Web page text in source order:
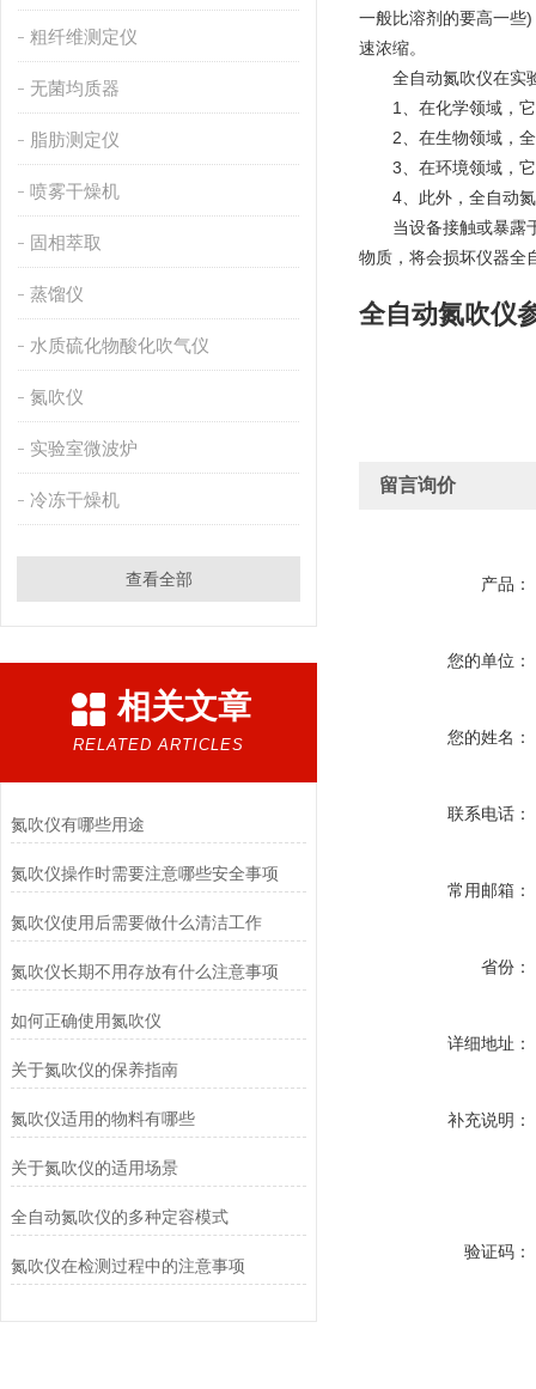
粗纤维测定仪
无菌均质器
脂肪测定仪
喷雾干燥机
固相萃取
蒸馏仪
水质硫化物酸化吹气仪
氮吹仪
实验室微波炉
冷冻干燥机
查看全部
相关文章
RELATED ARTICLES
氮吹仪有哪些用途
氮吹仪操作时需要注意哪些安全事项
氮吹仪使用后需要做什么清洁工作
氮吹仪长期不用存放有什么注意事项
如何正确使用氮吹仪
关于氮吹仪的保养指南
氮吹仪适用的物料有哪些
关于氮吹仪的适用场景
全自动氮吹仪的多种定容模式
氮吹仪在检测过程中的注意事项
一般比溶剂的要高一些
速浓缩。
全自动氮吹仪在实
1、在化学领域，它
2、在生物领域，全
3、在环境领域，它
4、此外，全自动氮
当设备接触或暴露于
物质，将会损坏仪器全
全自动氮吹仪
留言询价
产品：
您的单位：
您的姓名：
联系电话：
常用邮箱：
省份：
详细地址：
补充说明：
验证码：